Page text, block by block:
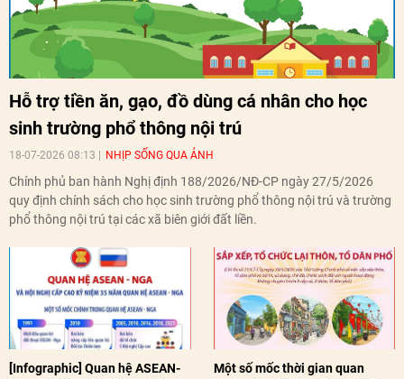
Hỗ trợ tiền ăn, gạo, đồ dùng cá nhân cho học
sinh trường phổ thông nội trú
18-07-2026 08:13 NHỊP SỐNG QUA ẢNH
Chính phủ ban hành Nghị định 188/2026/NĐ-CP ngày 27/5/2026
quy định chính sách cho học sinh trường phổ thông nội trú và trường
phổ thông nội trú tại các xã biên giới đất liền.
[Infographic] Quan hệ ASEAN-
Một số mốc thời gian quan